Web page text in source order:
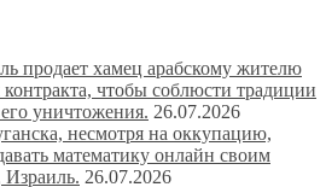
продает хамец арабскому жителю
чтобы соблюсти традиции
уничтожения. 26.07.2026
несмотря на оккупацию,
математику онлайн своим
26.07.2026